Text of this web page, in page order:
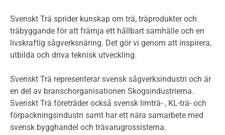
Miljödeklarationer och märkning
Termer och förkortningar
Planering
Klimatkalkylator hallar
Projektering av trähus - generellt
Byggsystem
Fasadsystem i skivmaterial
Bullerskärmar och andra utomhuskonstruktioner
Svenskt Trä sprider kunskap om trä, träprodukter och
träbyggande för att främja ett hållbart samhälle och en
livskraftig sågverksnäring. Det gör vi genom att inspirera,
utbilda och driva teknisk utveckling.
Svenskt Trä representerar svensk sågverksindustri och är
en del av branschorganisationen Skogsindustrierna.
Svenskt Trä företräder också svensk limträ- , KL-trä- och
förpackningsindustri samt har ett nära samarbete med
svensk bygghandel och trävarugrossisterna.